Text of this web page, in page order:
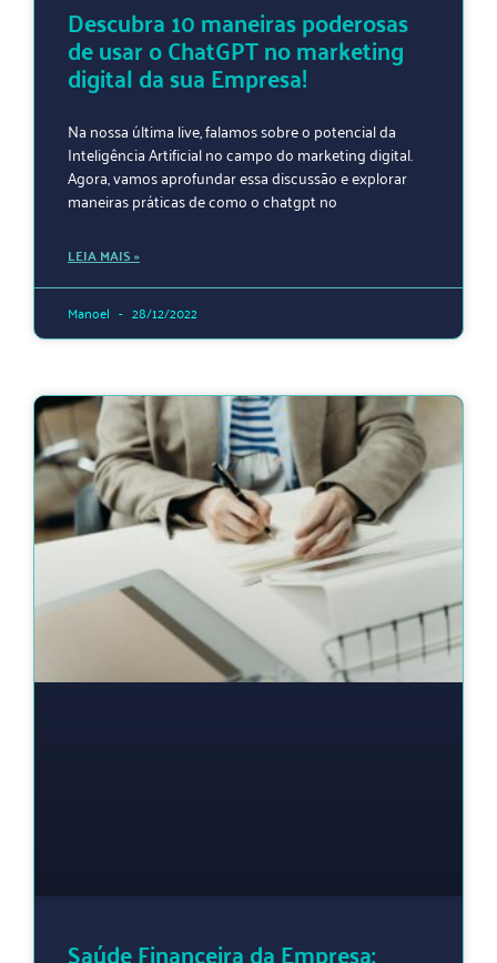
Descubra 10 maneiras poderosas
de usar o ChatGPT no marketing
digital da sua Empresa!
Na nossa última live, falamos sobre o potencial da
Inteligência Artificial no campo do marketing digital.
Agora, vamos aprofundar essa discussão e explorar
maneiras práticas de como o chatgpt no
LEIA MAIS »
Manoel 28/12/2022
Saúde Financeira da Empresa: